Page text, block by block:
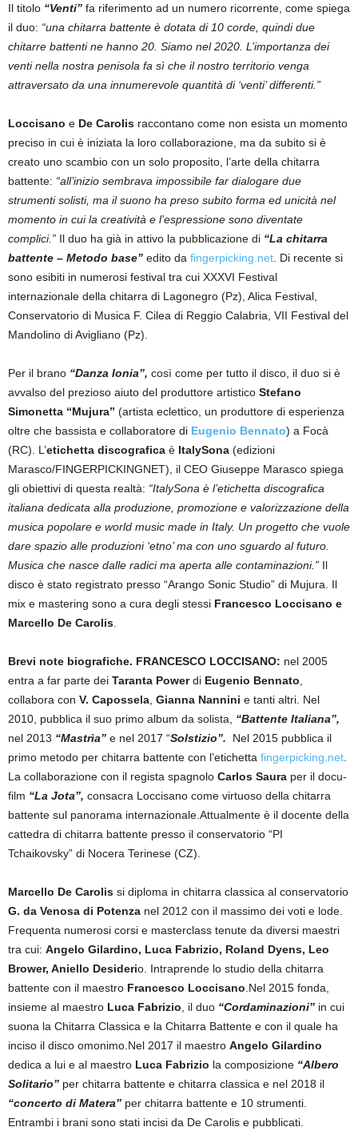
Il titolo “Venti” fa riferimento ad un numero ricorrente, come spiega
il duo: “una chitarra battente è dotata di 10 corde, quindi due
chitarre battenti ne hanno 20. Siamo nel 2020. L’importanza dei
venti nella nostra penisola fa sì che il nostro territorio venga
attraversato da una innumerevole quantità di ‘venti’ differenti.”
Loccisano e De Carolis raccontano come non esista un momento
preciso in cui è iniziata la loro collaborazione, ma da subito si è
creato uno scambio con un solo proposito, l’arte della chitarra
battente: “all’inizio sembrava impossibile far dialogare due
strumenti solisti, ma il suono ha preso subito forma ed unicità nel
momento in cui la creatività e l’espressione sono diventate
complici.” Il duo ha già in attivo la pubblicazione di “La chitarra
battente – Metodo base” edito da fingerpicking.net . Di recente si
sono esibiti in numerosi festival tra cui XXXVI Festival
internazionale della chitarra di Lagonegro (Pz), Alica Festival,
Conservatorio di Musica F. Cilea di Reggio Calabria, VII Festival del
Mandolino di Avigliano (Pz).
Per il brano “Danza Ionia”, così come per tutto il disco, il duo si è
avvalso del prezioso aiuto del produttore artistico Stefano
Simonetta “Mujura” (artista eclettico, un produttore di esperienza
oltre che bassista e collaboratore di Eugenio Bennato) a Focà
(RC). L’etichetta discografica è ItalySona (edizioni
Marasco/FINGERPICKINGNET), il CEO Giuseppe Marasco spiega
gli obiettivi di questa realtà: “ItalySona è l’etichetta discografica
italiana dedicata alla produzione, promozione e valorizzazione della
musica popolare e world music made in Italy. Un progetto che vuole
dare spazio alle produzioni ‘etno’ ma con uno sguardo al futuro.
Musica che nasce dalle radici ma aperta alle contaminazioni.” Il
disco è stato registrato presso “Arango Sonic Studio” di Mujura. Il
mix e mastering sono a cura degli stessi Francesco Loccisano e
Marcello De Carolis
Brevi note biografiche. FRANCESCO LOCCISANO: nel 2005
entra a far parte dei Taranta Powerdi Eugenio Bennato
collabora con V. Capossela Gianna Nannini e tanti altri. Nel
2010, pubblica il suo primo album da solista, “Battente Italiana”,
nel 2013 “Mastrìa” e nel 2017 “Solstizio”. Nel 2015 pubblica il
primo metodo per chitarra battente con l’etichetta fingerpicking.net
La collaborazione con il regista spagnolo Carlos Saura per il docu-
film “La Jota”, consacra Loccisano come virtuoso della chitarra
battente sul panorama internazionale.Attualmente è il docente della
cattedra di chitarra battente presso il conservatorio “PI
Tchaikovsky” di Nocera Terinese (CZ).
Marcello De Carolis si diploma in chitarra classica al conservatorio
G. da Venosa di Potenza nel 2012 con il massimo dei voti e lode.
Frequenta numerosi corsi e masterclass tenute da diversi maestri
tra cui: Angelo Gilardino, Luca Fabrizio, Roland Dyens, Leo
Brower, Aniello Desiderio. Intraprende lo studio della chitarra
battente con il maestro Francesco Loccisano .Nel 2015 fonda,
insieme al maestro Luca Fabrizio , il duo “Cordaminazioni” in cui
suona la Chitarra Classica e la Chitarra Battente e con il quale ha
inciso il disco omonimo.Nel 2017 il maestro Angelo Gilardino
dedica a lui e al maestro Luca Fabrizio la composizione “Albero
Solitario” per chitarra battente e chitarra classica e nel 2018 il
“concerto di Matera” per chitarra battente e 10 strumenti.
Entrambi i brani sono stati incisi da De Carolis e pubblicati.